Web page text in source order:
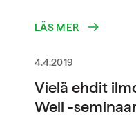
LÄS MER
4.4.2019
Vielä ehdit
Well -